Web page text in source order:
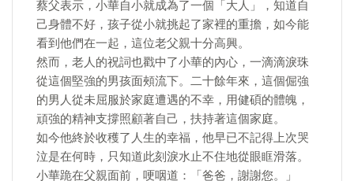
蔡父表示，小華自小就成為了一個「大人」，知道自
己身體不好，孩子從小就挑起了家裡的重擔，如今能
看到他們在一起，這位老父親十分高興。
然而，老人的祝詞也戳中了小華的內心，一滴滴淚珠
從這個堅強的男孩面頰流下。二十餘年來，這個倔強
的男人從未屈服於家庭遭遇的不幸，用健碩的體魄，
頑強的精神支撐照顧著自己，扶持著這個家庭。
如今他終於收穫了人生的幸福，他早已不記得上次哭
泣是在何時，只知道此刻淚水止不住地從眼眶滑落。
小華跪在父親面前，哽咽道：「爸爸，謝謝您。」